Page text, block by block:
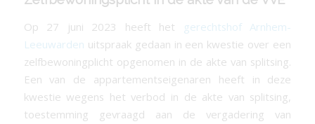
Op 27 juni 2023 heeft het
gerechtshof Arnhem-
Leeuwarden uitspraak gedaan in een kwestie over een
zelfbewoningplicht opgenomen in de akte van splitsing.
Een van de appartementseigenaren heeft in deze
kwestie wegens het verbod in de akte van splitsing,
toestemming gevraagd aan de vergadering van